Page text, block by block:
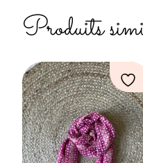
Produits